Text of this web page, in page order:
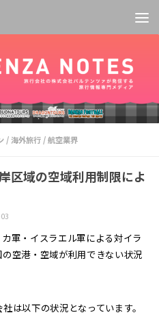
/海外旅行 /航空業界
区域の空域利用制限によ
軍・イスラエル軍による対イラ
空港・空域が利用できない状況
は以下の状況となっています。